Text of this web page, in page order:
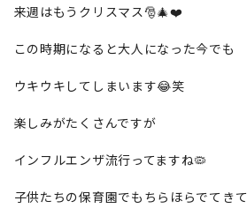
来週はもうクリスマス🎅🎄❤️
この時期になると大人になった今でも
ウキウキしてしまいます😂笑
楽しみがたくさんですが
インフルエンザ流行ってますね🦠
子供たちの保育園でもちらほらでてきて